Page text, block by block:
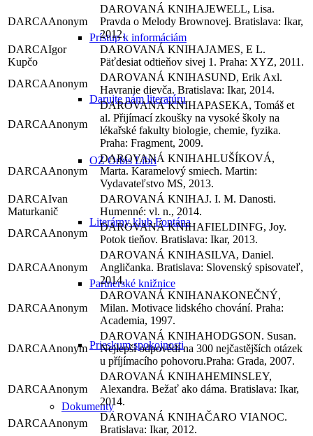
Prístup k informáciám
Darujte nám literatúru
OZ Orbis Libri
Literárny klub Fontána
Partnerské knižnice
Prieskum spokojnosti
Dokumenty
Anonym
JEWELL, Lisa.
Pravda o Melody Brownovej. Bratislava: Ikar,
2012.
Igor
Kupčo
JAMES, E L.
Päťdesiat odtieňov sivej 1. Praha: XYZ, 2011.
Anonym
SUND, Erik Axl.
Havranie dievča. Bratislava: Ikar, 2014.
Anonym
PASEKA, Tomáš et
al. Přijímací zkoušky na vysoké školy na
lékařské fakulty biologie, chemie, fyzika.
Praha: Fragment, 2009.
Anonym
HLUŠÍKOVÁ,
Marta. Karamelový smiech. Martin:
Vydavateľstvo MS, 2013.
Ivan
Maturkanič
J. I. M. Danosti.
Humenné: vl. n., 2014.
Anonym
FIELDINFG, Joy.
Potok tieňov. Bratislava: Ikar, 2013.
Anonym
SILVA, Daniel.
Angličanka. Bratislava: Slovenský spisovateľ,
2014.
Anonym
NAKONEČNÝ,
Milan. Motivace lidského chování. Praha:
Academia, 1997.
Anonym
HODGSON. Susan.
Nejlepší odpovědi na 300 nejčastějších otázek
u příjímacího pohovoru.Praha: Grada, 2007.
Anonym
HEMINSLEY,
Alexandra. Bežať ako dáma. Bratislava: Ikar,
2014.
Anonym
ČARO VIANOC.
Bratislava: Ikar, 2012.